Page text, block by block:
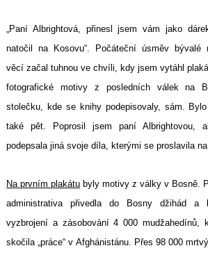
„Paní Albrightová, přinesl jsem vám jako
natočil na Kosovu“. Počáteční úsměv bývalé
věcí začal tuhnou ve chvíli, kdy jsem vytáhl
fotografické motivy z posledních válek na
stolečku, kde se knihy podepisovaly, sám.
také pět. Poprosil jsem paní Albrightovou,
podepsala jiná svoje díla, kterými se proslavila
Na prvním plakátu byly motivy z války v Bosně.
administrativa přivedla do Bosny džihád a
vyzbrojení a zásobování 4 000 mudžahedínů,
skočila „práce“ v Afghánistánu. Přes 98 000